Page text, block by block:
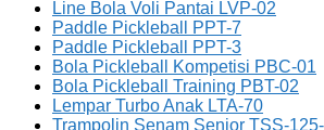
Line Bola Voli Pantai LVP-02
Paddle Pickleball PPT-7
Paddle Pickleball PPT-3
Bola Pickleball Kompetisi PBC-01
Bola Pickleball Training PBT-02
Lempar Turbo Anak LTA-70
Trampolin Senam Senior TSS-